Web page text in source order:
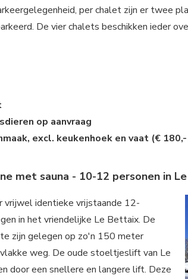
per chalet zijn er twee
De vier chalets beschikken ieder
op aanvraag
excl. keukenhoek en vaat (€
met sauna - 10-12 personen in
vrijwel identieke vrijstaande 12-
in het vriendelijke Le Bettaix. De
zijn gelegen op zo'n 150 meter
weg. De oude stoeltjeslift van Le
door een snellere en langere lift. Deze